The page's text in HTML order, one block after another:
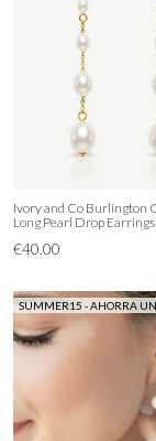
Ivory and Co Burlington
Long Pearl Drop Earrings
€40.00
SUMMER15 - AHORRA